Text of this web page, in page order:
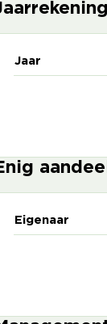
Jaar
Eigenaar